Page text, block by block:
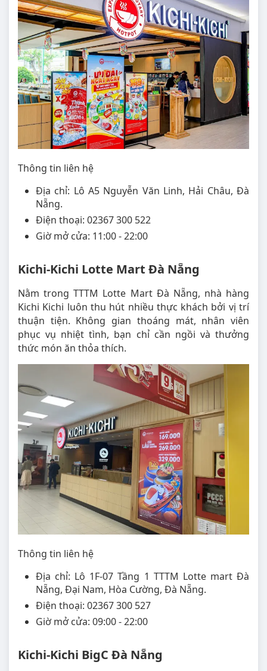
Thông tin liên hệ
Địa chỉ: Lô A5 Nguyễn Văn Linh, Hải Châu, Đà
Nẵng.
Điện thoại: 02367 300 522
Giờ mở cửa: 11:00 - 22:00
Kichi-Kichi Lotte Mart Đà Nẵng
Nằm trong TTTM Lotte Mart Đà Nẵng, nhà hàng
Kichi Kichi luôn thu hút nhiều thực khách bởi vị trí
thuận tiện. Không gian thoáng mát, nhân viên
phục vụ nhiệt tình, bạn chỉ cần ngồi và thưởng
thức món ăn thỏa thích.
Thông tin liên hệ
Địa chỉ: Lô 1F-07 Tầng 1 TTTM Lotte mart Đà
Nẵng, Đại Nam, Hòa Cường, Đà Nẵng.
Điện thoại: 02367 300 527
Giờ mở cửa: 09:00 - 22:00
Kichi-Kichi BigC Đà Nẵng